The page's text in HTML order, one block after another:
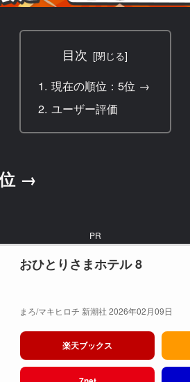
目次
現在の順位：5位 →
ユーザー評価
→
PR
おひとりさまホテル 8
まろ/マキヒロチ 新潮社 2026年02月09日
楽天ブックス